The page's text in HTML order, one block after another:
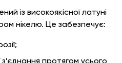
із високоякісної латуні
нікелю. Це забезпечує: